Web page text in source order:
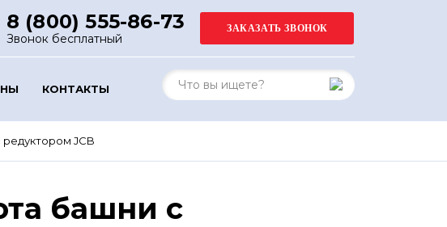
8 (800) 555-86-73
Звонок бесплатный
КОНТАКТЫ
JCB
башни с